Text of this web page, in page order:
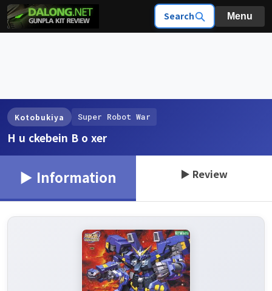
Search Menu
Kotobukiya Super Robot War
H u ckebein B o xer
▶ Information ▶ Review